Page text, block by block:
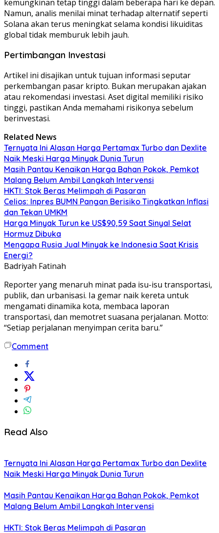
kemungkinan tetap tinggi dalam beberapa hari ke depan.
Namun, analis menilai minat terhadap alternatif seperti
Solana akan terus meningkat selama kondisi likuiditas
global tidak memburuk lebih jauh.
Pertimbangan Investasi
Artikel ini disajikan untuk tujuan informasi seputar
perkembangan pasar kripto. Bukan merupakan ajakan
atau rekomendasi investasi. Aset digital memiliki risiko
tinggi, pastikan Anda memahami risikonya sebelum
berinvestasi.
Related News
Ternyata Ini Alasan Harga Pertamax Turbo dan Dexlite
Naik Meski Harga Minyak Dunia Turun
Masih Pantau Kenaikan Harga Bahan Pokok, Pemkot
Malang Belum Ambil Langkah Intervensi
HKTI: Stok Beras Melimpah di Pasaran
Celios: Inpres BUMN Pangan Berisiko Tingkatkan Inflasi
dan Tekan UMKM
Harga Minyak Turun ke US$90,59 Saat Sinyal Selat
Hormuz Dibuka
Mengapa Rusia Jual Minyak ke Indonesia Saat Krisis
Energi?
Badriyah Fatinah
Reporter yang menaruh minat pada isu-isu transportasi,
publik, dan urbanisasi. Ia gemar naik kereta untuk
mengamati dinamika kota, membaca laporan
transportasi, dan memotret suasana perjalanan. Motto:
“Setiap perjalanan menyimpan cerita baru.”
Comment
Read Also
Ternyata Ini Alasan Harga Pertamax Turbo dan Dexlite
Naik Meski Harga Minyak Dunia Turun
Masih Pantau Kenaikan Harga Bahan Pokok, Pemkot
Malang Belum Ambil Langkah Intervensi
HKTI: Stok Beras Melimpah di Pasaran